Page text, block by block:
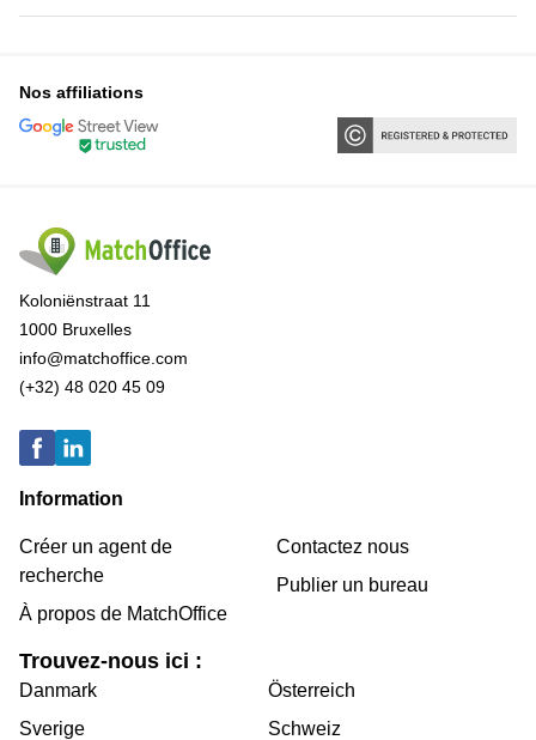
Nos affiliations
Koloniënstraat 11
1000 Bruxelles
info@matchoffice.com
(+32) 48 020 45 09
Information
Créer un agent de
recherche
À propos de MatchOffice
Contactez nous
Publier un bureau
Trouvez-nous ici :
Danmark
Sverige
Österreich
Schweiz